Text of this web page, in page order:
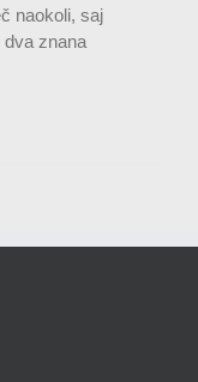
naokoli, saj
dva znana